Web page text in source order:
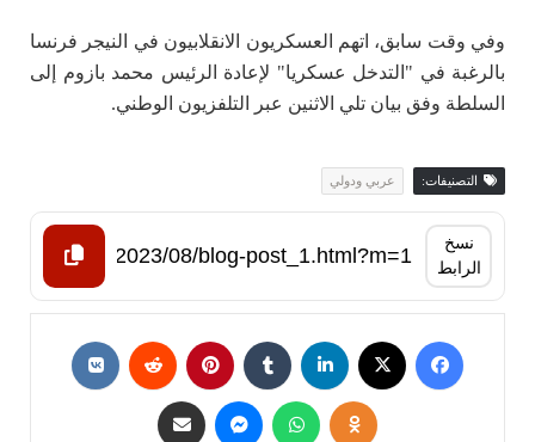
وفي وقت سابق، اتهم العسكريون الانقلابيون في النيجر فرنسا
بالرغبة في "التدخل عسكريا" لإعادة الرئيس محمد بازوم إلى
السلطة وفق بيان تلي الاثنين عبر التلفزيون الوطني.
التصنيفات: عربي ودولي
نسخ
الرابط